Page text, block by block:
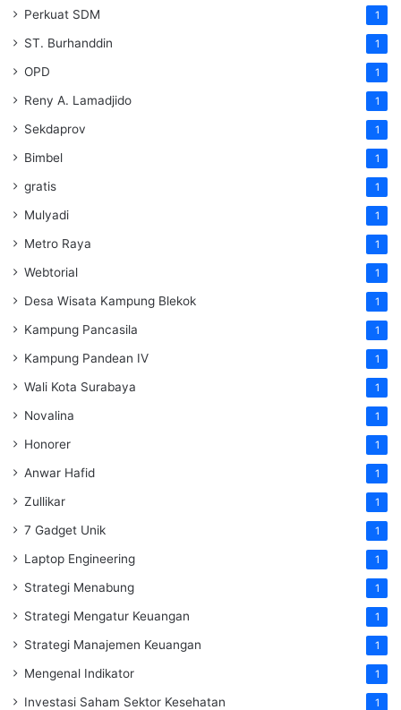
Perkuat SDM 1
ST. Burhanddin 1
OPD 1
Reny A. Lamadjido 1
Sekdaprov 1
Bimbel 1
gratis 1
Mulyadi 1
Metro Raya 1
Webtorial 1
Desa Wisata Kampung Blekok 1
Kampung Pancasila 1
Kampung Pandean IV 1
Wali Kota Surabaya 1
Novalina 1
Honorer 1
Anwar Hafid 1
Zullikar 1
7 Gadget Unik 1
Laptop Engineering 1
Strategi Menabung 1
Strategi Mengatur Keuangan 1
Strategi Manajemen Keuangan 1
Mengenal Indikator 1
Investasi Saham Sektor Kesehatan 1